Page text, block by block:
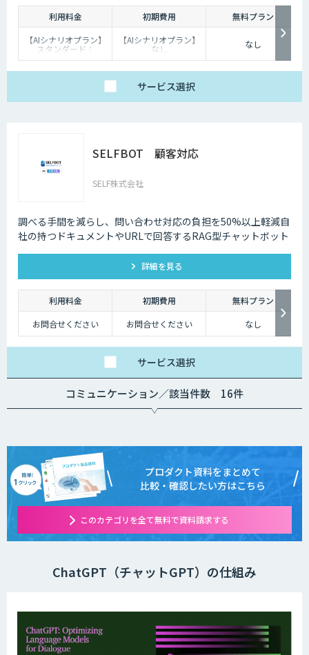
利用料金 初期費用
無料プラン
【AIシナリオプラン】
スタンダード：
￥2,980～/月、プレミ
～/月（10万PVを超え
【生成AIプラン】
【AIシナリオプラン】
なし
【生成AIプラン】：
なし
サービス選択
SELFBOT 顧客対応
SELF株式会社
調べる手間を減らし、問い合わせ対応の負担を50%以上軽減自
社の持つドキュメントやURLで回答するRAG型チャットボット
詳細を見る
利用料金 初期費用
無料プラン
お問合せください
お問合せください なし
サービス選択
コミュニケーション／該当件数 16件
プロダクト資料をまとめて
比較・確認したい方はこちら
このカテゴリを全て無料で資料請求する
ChatGPT（チャットGPT）の仕組み